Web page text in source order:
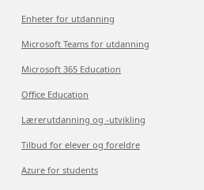
Enheter for utdanning
Microsoft Teams for utdanning
Microsoft 365 Education
Office Education
Lærerutdanning og -utvikling
Tilbud for elever og foreldre
Azure for students